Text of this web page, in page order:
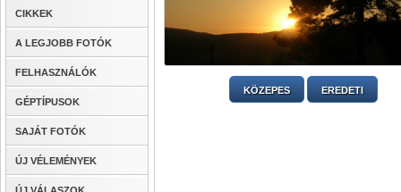
CIKKEK
A LEGJOBB FOTÓK
FELHASZNÁLÓK
GÉPTÍPUSOK
SAJÁT FOTÓK
ÚJ VÉLEMÉNYEK
KÖZEPES EREDETI